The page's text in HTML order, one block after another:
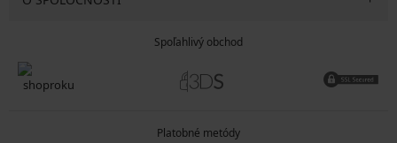
Spoľahlivý obchod
Platobné metódy